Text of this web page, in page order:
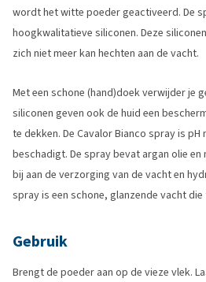
wordt het witte poeder geactiveerd. De
hoogkwalitatieve siliconen. Deze
zich niet meer kan hechten aan de vacht.
Met een schone (hand)doek verwijder je
siliconen geven ook de huid een
te dekken. De Cavalor Bianco spray is
beschadigt. De spray bevat argan olie
bij aan de verzorging van de vacht en
spray is een schone, glanzende vacht
Gebruik
Brengt de poeder aan op de vieze vlek.